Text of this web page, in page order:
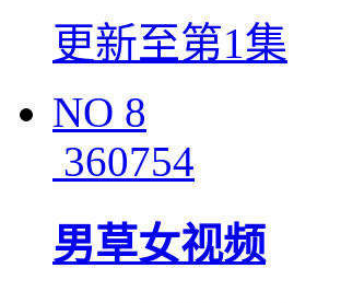
更新至第1集
NO 8
360754
男草女视频